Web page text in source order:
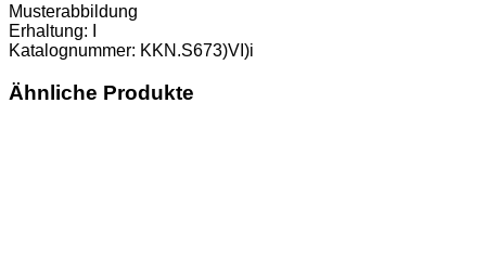
Musterabbildung
Erhaltung: I
Katalognummer: KKN.S673)VI)i
Ähnliche Produkte